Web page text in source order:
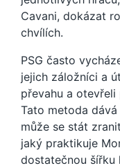
Cavani, dokázat
chvílích.
PSG často
jejich záložníci a
převahu a
Tato metoda
může se stát
jaký praktikuje
dostatečnou šířku